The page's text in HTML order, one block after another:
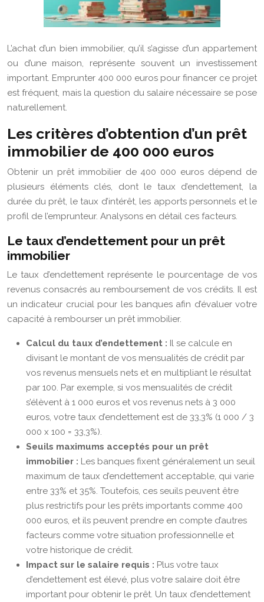
L’achat d’un bien immobilier, qu’il s’agisse d’un appartement
ou d’une maison, représente souvent un investissement
important. Emprunter 400 000 euros pour financer ce projet
est fréquent, mais la question du salaire nécessaire se pose
naturellement.
Les critères d’obtention d’un prêt
immobilier de 400 000 euros
Obtenir un prêt immobilier de 400 000 euros dépend de
plusieurs éléments clés, dont le taux d’endettement, la
durée du prêt, le taux d’intérêt, les apports personnels et le
profil de l’emprunteur. Analysons en détail ces facteurs.
Le taux d’endettement pour un prêt
immobilier
Le taux d’endettement représente le pourcentage de vos
revenus consacrés au remboursement de vos crédits. Il est
un indicateur crucial pour les banques afin d’évaluer votre
capacité à rembourser un prêt immobilier.
Calcul du taux d’endettement : Il se calcule en
divisant le montant de vos mensualités de crédit par
vos revenus mensuels nets et en multipliant le résultat
par 100. Par exemple, si vos mensualités de crédit
s’élèvent à 1 000 euros et vos revenus nets à 3 000
euros, votre taux d’endettement est de 33,3% (1 000 / 3
000 x 100 = 33,3%).
Seuils maximums acceptés pour un prêt
immobilier : Les banques fixent généralement un seuil
maximum de taux d’endettement acceptable, qui varie
entre 33% et 35%. Toutefois, ces seuils peuvent être
plus restrictifs pour les prêts importants comme 400
000 euros, et ils peuvent prendre en compte d’autres
facteurs comme votre situation professionnelle et
votre historique de crédit.
Impact sur le salaire requis : Plus votre taux
d’endettement est élevé, plus votre salaire doit être
important pour obtenir le prêt. Un taux d’endettement